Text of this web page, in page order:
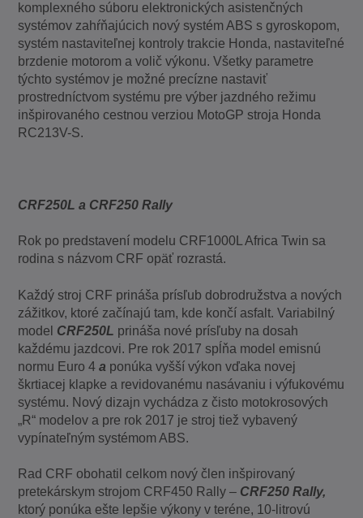
komplexného súboru elektronických asistenčných
systémov zahŕňajúcich nový systém ABS s gyroskopom,
systém nastaviteľnej kontroly trakcie Honda, nastaviteľné
brzdenie motorom a volič výkonu. Všetky parametre
týchto systémov je možné precízne nastaviť
prostredníctvom systému pre výber jazdného režimu
inšpirovaného cestnou verziou MotoGP stroja Honda
RC213V-S.
CRF250L a CRF250 Rally
Rok po predstavení modelu CRF1000L Africa Twin sa
rodina s názvom CRF opäť rozrastá.
Každý stroj CRF prináša prísľub dobrodružstva a nových
zážitkov, ktoré začínajú tam, kde končí asfalt. Variabilný
model CRF250L prináša nové prísľuby na dosah
každému jazdcovi. Pre rok 2017 spĺňa model emisnú
normu Euro 4a ponúka vyšší výkon vďaka novej
škrtiacej klapke a revidovanému nasávaniu i výfukovému
systému. Nový dizajn vychádza z čisto motokrosových
„R“ modelov a pre rok 2017 je stroj tiež vybavený
vypínateľným systémom ABS.
Rad CRF obohatil celkom nový člen inšpirovaný
pretekárskym strojom CRF450 Rally – CRF250 Rally,
ktorý ponúka ešte lepšie výkony v teréne, 10-litrovú